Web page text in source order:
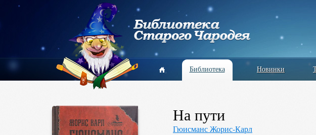
Библиотека Новинки
На пути
Гюисманс Жорис-Карл